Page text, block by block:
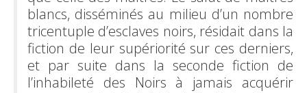
blancs, disséminés au milieu d’un nombre
tricentuple d’esclaves noirs, résidait dans la
fiction de leur supériorité sur ces derniers,
et par suite dans la seconde fiction de
l’inhabileté des Noirs à jamais acquérir